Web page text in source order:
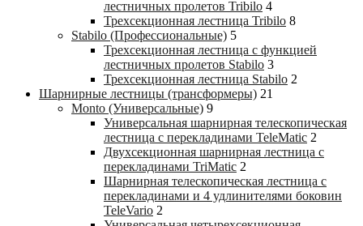
лестничных пролетов Tribilo 4
Трехсекционная лестница Tribilo 8
Stabilo (Профессиональные) 5
Трехсекционная лестница с функцией
лестничных пролетов Stabilo 3
Трехсекционная лестница Stabilo 2
Шарнирные лестницы (трансформеры) 21
Monto (Универсальные) 9
Универсальная шарнирная телескопическая
лестница с перекладинами TeleMatic 2
Двухсекционная шарнирная лестница с
перекладинами TriMatic 2
Шарнирная телескопическая лестница с
перекладинами и 4 удлинителями боковин
TeleVario 2